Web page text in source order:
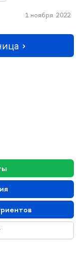
1 ноября 2022